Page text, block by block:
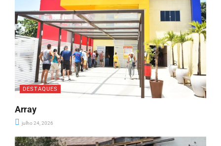
DESTAQUES
Array
julho 24, 2026